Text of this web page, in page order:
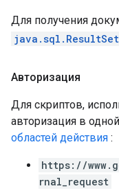
Для получения
Авторизация
Для скриптов,
авторизация в
областей действия :
https://
rnal_request